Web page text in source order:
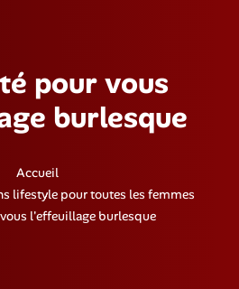
pour vous
burlesque
Accueil
lifestyle pour toutes les femmes
l'effeuillage burlesque